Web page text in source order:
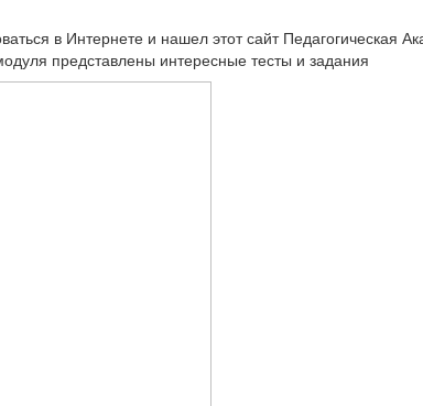
в Интернете и нашел этот сайт Педагогическая
представлены интересные тесты и задания